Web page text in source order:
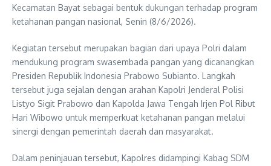
Kecamatan Bayat sebagai bentuk dukungan terhadap program
ketahanan pangan nasional, Senin (8/6/2026).
Kegiatan tersebut merupakan bagian dari upaya Polri dalam
mendukung program swasembada pangan yang dicanangkan
Presiden Republik Indonesia Prabowo Subianto. Langkah
tersebut juga sejalan dengan arahan Kapolri Jenderal Polisi
Listyo Sigit Prabowo dan Kapolda Jawa Tengah Irjen Pol Ribut
Hari Wibowo untuk memperkuat ketahanan pangan melalui
sinergi dengan pemerintah daerah dan masyarakat.
Dalam peninjauan tersebut, Kapolres didampingi Kabag SDM